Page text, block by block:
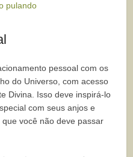
pulando
pessoal com os
do Universo, com acesso
Divina. Isso deve inspirá-lo
com seus anjos e
você não deve passar